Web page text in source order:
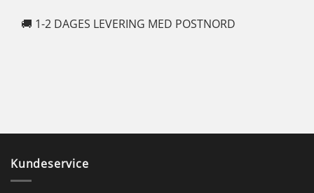
🚚 1-2 DAGES LEVERING MED POSTNORD
Kundeservice